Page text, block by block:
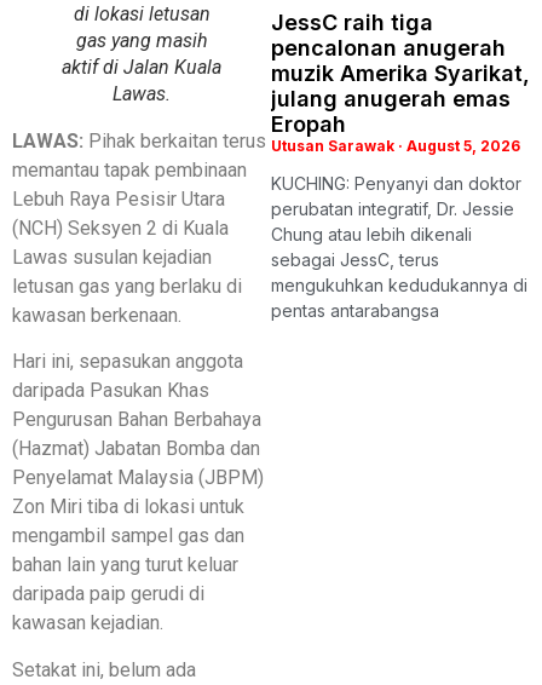
di lokasi letusan
gas yang masih
aktif di Jalan Kuala
Lawas.
LAWAS: Pihak berkaitan terus
memantau tapak pembinaan
Lebuh Raya Pesisir Utara
(NCH) Seksyen 2 di Kuala
Lawas susulan kejadian
letusan gas yang berlaku di
kawasan berkenaan.
Hari ini, sepasukan anggota
daripada Pasukan Khas
Pengurusan Bahan Berbahaya
(Hazmat) Jabatan Bomba dan
Penyelamat Malaysia (JBPM)
Zon Miri tiba di lokasi untuk
mengambil sampel gas dan
bahan lain yang turut keluar
daripada paip gerudi di
kawasan kejadian.
Setakat ini, belum ada
JessC raih tiga
pencalonan anugerah
muzik Amerika Syarikat,
julang anugerah emas
Eropah
Utusan Sarawak August 5, 2026
KUCHING: Penyanyi dan doktor
perubatan integratif, Dr. Jessie
Chung atau lebih dikenali
sebagai JessC, terus
mengukuhkan kedudukannya di
pentas antarabangsa